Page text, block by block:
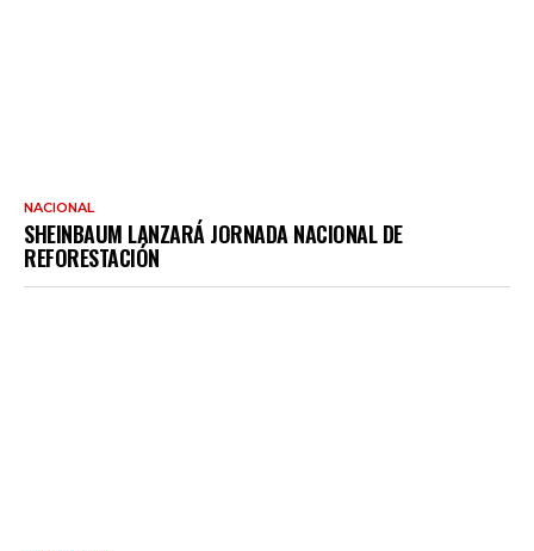
NACIONAL
SHEINBAUM LANZARÁ JORNADA NACIONAL DE
REFORESTACIÓN